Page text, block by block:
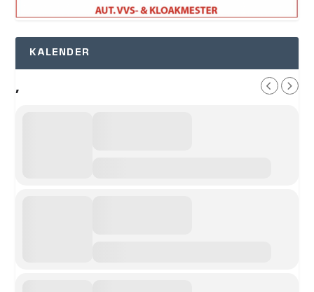
KALENDER
,